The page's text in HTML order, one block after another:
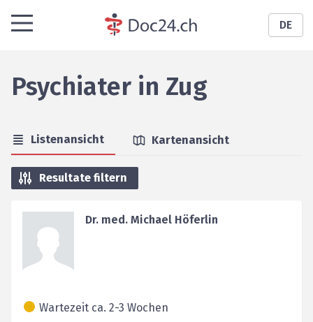
DE
Psychiater in Zug
Listenansicht Kartenansicht
Resultate filtern
Dr. med. Michael Höferlin
Wartezeit ca. 2-3 Wochen